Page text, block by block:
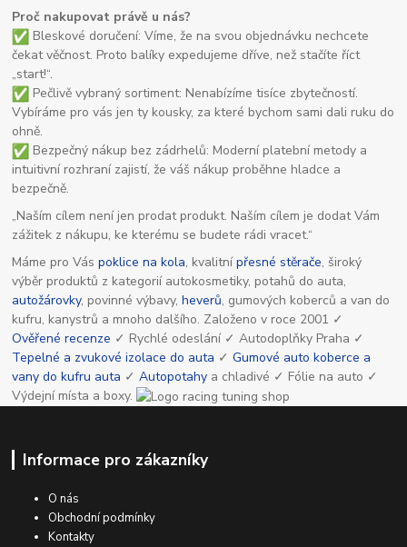
Proč nakupovat právě u nás?
Bleskové doručení: Víme, že na svou objednávku nechcete
čekat věčnost. Proto balíky expedujeme dříve, než stačíte říct
„start!“.
Pečlivě vybraný sortiment: Nenabízíme tisíce zbytečností.
Vybíráme pro vás jen ty kousky, za které bychom sami dali ruku do
ohně.
Bezpečný nákup bez zádrhelů: Moderní platební metody a
intuitivní rozhraní zajistí, že váš nákup proběhne hladce a
bezpečně.
„Naším cílem není jen prodat produkt. Naším cílem je dodat Vám
zážitek z nákupu, ke kterému se budete rádi vracet.“
Máme pro Váspoklice na kola, kvalitnípřesné stěrače, široký
výběr produktů z kategorií autokosmetiky, potahů do auta,
autožárovky, povinné výbavy,heverů, gumových koberců a van do
kufru, kanystrů a mnoho dalšího. Založeno v roce 2001 ✓
Ověřené recenze ✓ Rychlé odeslání ✓ Autodoplňky Praha ✓
Tepelné a zvukové izolace do auta ✓Gumové auto koberce a
vany do kufru auta ✓Autopotahy a chladivé ✓ Fólie na auto ✓
Výdejní místa a boxy.
Informace pro zákazníky
O nás
Obchodní podmínky
Kontakty